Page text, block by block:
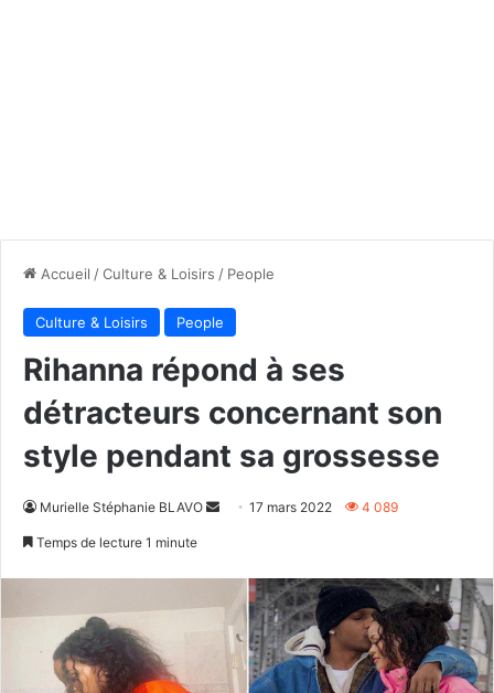
Accueil /Culture & Loisirs / People
Culture & Loisirs People
Rihanna répond à ses
détracteurs concernant son
style pendant sa grossesse
Murielle Stéphanie BLAVO
Envoyer17 mars 2022 4 089
Temps de lecture 1 minute